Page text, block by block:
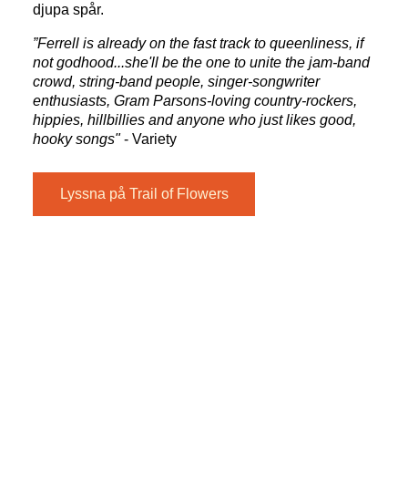
djupa spår.
”Ferrell is already on the fast track to queenliness, if
not godhood...she'll be the one to unite the jam-band
crowd, string-band people, singer-songwriter
enthusiasts, Gram Parsons-loving country-rockers,
hippies, hillbillies and anyone who just likes good,
hooky songs"- Variety
Lyssna på Trail of Flowers